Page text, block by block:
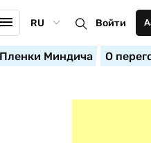
RU Войти
Пленки Миндича О